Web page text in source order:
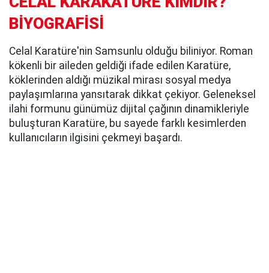
BİYOGRAFİSİ
Celal Karatüre'nin Samsunlu olduğu biliniyor. Roman
kökenli bir aileden geldiği ifade edilen Karatüre,
köklerinden aldığı müzikal mirası sosyal medya
paylaşımlarına yansıtarak dikkat çekiyor. Geleneksel
ilahi formunu günümüz dijital çağının dinamikleriyle
buluşturan Karatüre, bu sayede farklı kesimlerden
kullanıcıların ilgisini çekmeyi başardı.